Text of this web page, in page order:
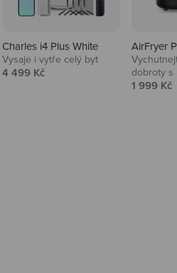
Charles i4 Plus White
Vysaje i vytře celý byt
Prodejní cena
4 499 Kč
AirFryer
dobroty s
Prodejní
1 999 Kč
ti padnou